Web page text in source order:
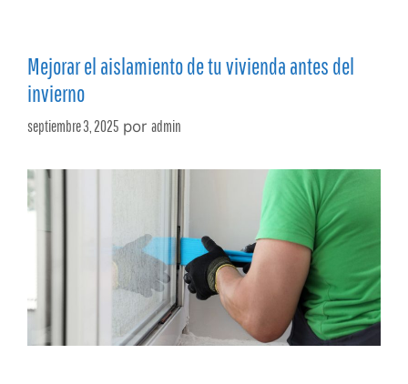
Mejorar el aislamiento de tu vivienda antes del
invierno
septiembre 3, 2025 por admin